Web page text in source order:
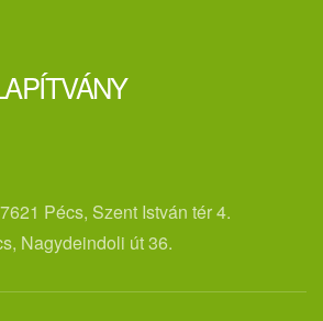
Pécs, Szent István tér 4.
Nagydeindoli út 36.